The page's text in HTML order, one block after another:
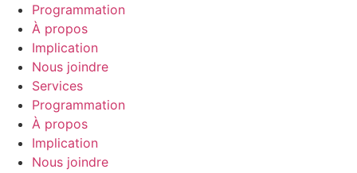
Programmation
À propos
Implication
Nous joindre
Services
Programmation
À propos
Implication
Nous joindre